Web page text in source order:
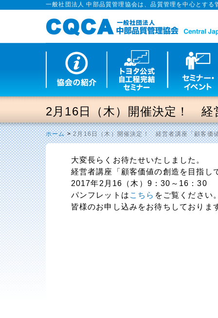
一般社団法人 中部品質管理協会は、品質管理を中心とす
2月16日（木）開催決定！ 経
ホーム>2月16日（木）開催決定！ 経営者講座「顧客価
大変長らくお待たせいたしました。
経営者講座「顧客価値の創造を目指し
2017年2月16（木）9：30～16：30
パンフレットは こちら をご覧ください
皆様のお申し込みをお待ちしておりま